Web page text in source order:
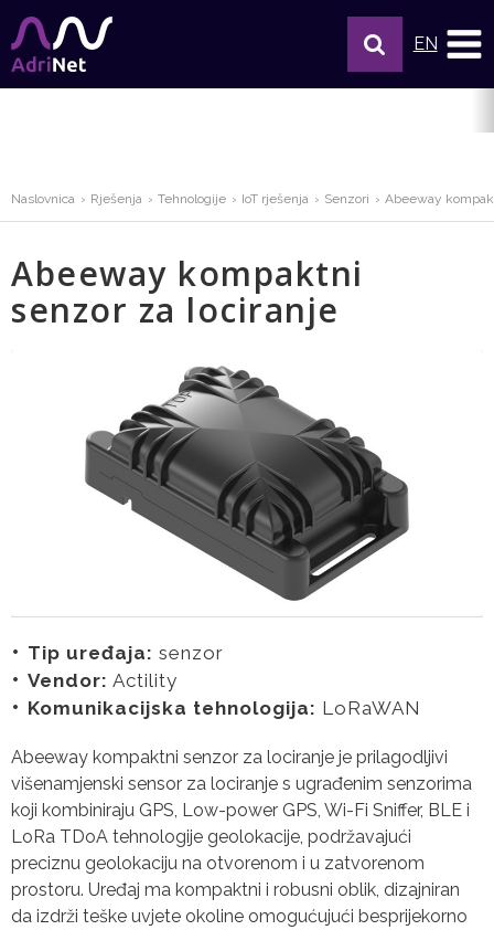
EN
Naslovnica Rješenja Tehnologije IoT rješenja Senzori Abeeway
Abeeway kompaktni
senzor za lociranje
Tip uređaja: senzor
Vendor: Actility
Komunikacijska tehnologija: LoRaWAN
Abeeway kompaktni senzor za lociranje je prilagodljivi
višenamjenski sensor za lociranje s ugrađenim senzorima
koji kombiniraju GPS, Low-power GPS, Wi-Fi Sniffer, BLE i
LoRa TDoA tehnologije geolokacije, podržavajući
preciznu geolokaciju na otvorenom i u zatvorenom
prostoru. Uređaj ma kompaktni i robusni oblik, dizajniran
da izdrži teške uvjete okoline omogućujući besprijekorno